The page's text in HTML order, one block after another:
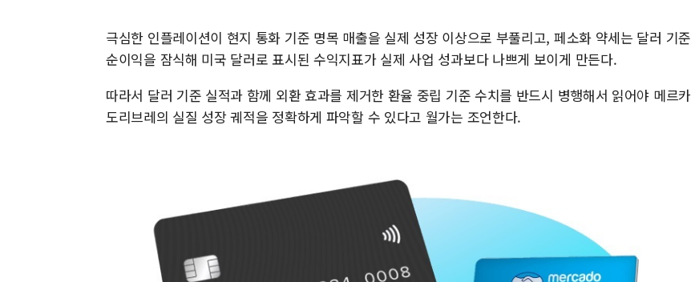
극심한 인플레이션이 현지 통화 기준 명목 매출을 실제 성장 이상으로 부풀리고, 페소화 약세는 달러 기준
순이익을 잠식해 미국 달러로 표시된 수익지표가 실제 사업 성과보다 나쁘게 보이게 만든다.
따라서 달러 기준 실적과 함께 외환 효과를 제거한 환율 중립 기준 수치를 반드시 병행해서 읽어야 메르카
도리브레의 실질 성장 궤적을 정확하게 파악할 수 있다고 월가는 조언한다.